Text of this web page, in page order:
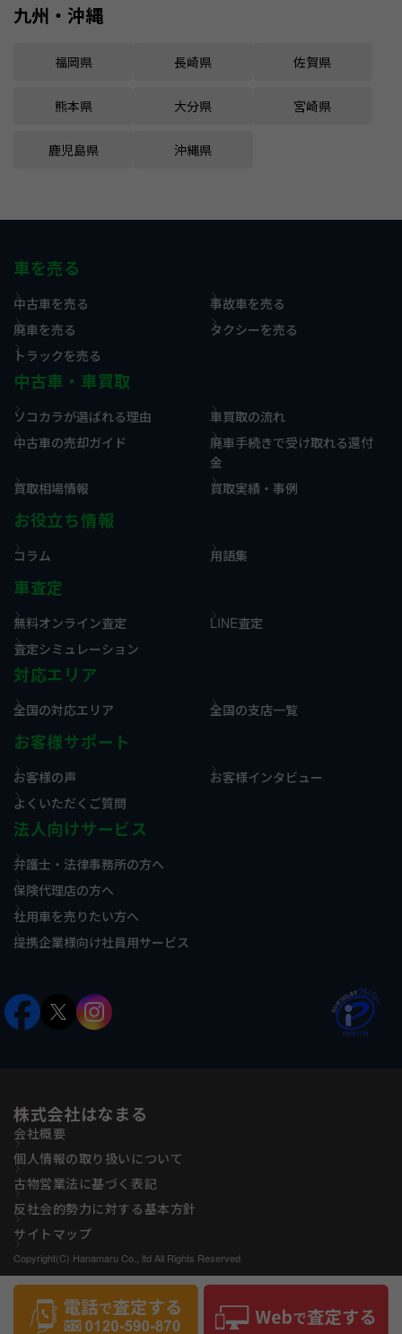
九州・沖縄
福岡県 長崎県 佐賀県
熊本県 大分県 宮崎県
鹿児島県 沖縄県
車を売る
中古車を売る
事故車を売る
廃車を売る
タクシーを売る
トラックを売る
中古車・車買取
ソコカラが選ばれる理由
車買取の流れ
中古車の売却ガイド
廃車手続きで受け取れる還付
金
買取相場情報
買取実績・事例
お役立ち情報
コラム 用語集
車査定
無料オンライン査定
LINE査定
査定シミュレーション
対応エリア
全国の対応エリア 全国の支店一覧
お客様サポート
お客様の声
お客様インタビュー
よくいただくご質問
法人向けサービス
弁護士・法律事務所の方へ
保険代理店の方へ
社用車を売りたい方へ
提携企業様向け社員用サービス
株式会社はなまる
会社概要
個人情報の取り扱いについて
古物営業法に基づく表記
反社会的勢力に対する基本方針
サイトマップ
Copyright(C) Hanamaru Co., ltd All Rights Reserved